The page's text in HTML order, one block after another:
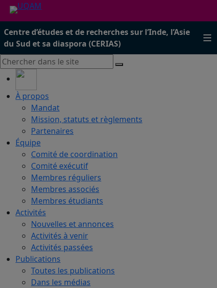
Centre d’études et de recherches sur l’Inde, l’Asie
du Sud et sa diaspora (CERIAS)
À propos
Mandat
Mission, statuts et règlements
Partenaires
Équipe
Comité de coordination
Comité exécutif
Membres réguliers
Membres associés
Membres étudiants
Activités
Nouvelles et annonces
Activités à venir
Activités passées
Publications
Toutes les publications
Dans les médias